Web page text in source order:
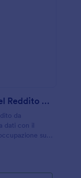
Dichiarazione Di Verifica Del Reddito Da Disoccupazione
da
dati con il
su
risposta.